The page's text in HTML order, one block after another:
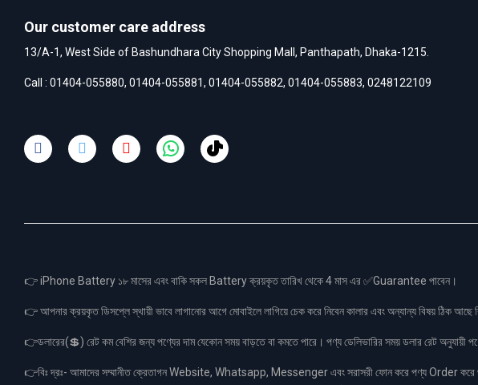
Our customer care address
13/A-1, West Side of Bashundhara City Shopping Mall, Panthapath, Dhaka-1215.
Call : 01404-055880, 01404-055881, 01404-055882, 01404-055883, 0248122109
👉 iPhone Battery ১৮ মাসের এবং বাকি সকল Battery ক্রয়কৃত তারিখ থেকে 4 মাস এর ✅Guarantee পাবেন।
👉 আপনার ক্রয়কৃত ডিসপ্লে স্থায়ী ভাবে লাগানোর আগে মোবাইলে লাগিয়ে চেক করে নিবেন কালার এবং অন্যান্য বিষয় ঠিক
👉ডলারের(💲) রেট কম বেশির জন্য পণ্যের দাম যেকোন সময় বাড়তে বা কমতে পারে। পণ্য ডেলিভারির সময় ডলার রেট অনুযায়ী
👉বিঃ দ্রঃ- আমাদের সম্মানীত ক্রেতাগন Website, Whatsapp, Messenger এবং সরাসরী ফোন করে পণ্য Order করে